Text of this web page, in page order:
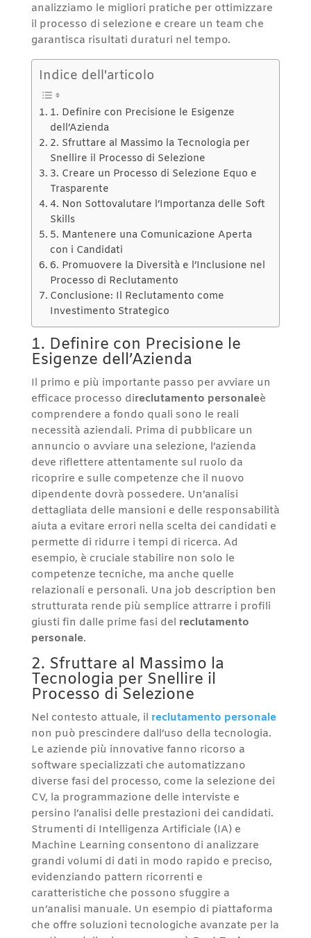
analizziamo le migliori pratiche per ottimizzare
il processo di selezione e creare un team che
garantisca risultati duraturi nel tempo.
Indice dell'articolo
1. Definire con Precisione le Esigenze
dell’Azienda
2. Sfruttare al Massimo la Tecnologia per
Snellire il Processo di Selezione
3. Creare un Processo di Selezione Equo e
Trasparente
4. Non Sottovalutare l’Importanza delle Soft
Skills
5. Mantenere una Comunicazione Aperta
con i Candidati
6. Promuovere la Diversità e l’Inclusione nel
Processo di Reclutamento
Conclusione: Il Reclutamento come
Investimento Strategico
1. Definire con Precisione le
Esigenze dell’Azienda
Il primo e più importante passo per avviare un
efficace processo direclutamento personaleè
comprendere a fondo quali sono le reali
necessità aziendali. Prima di pubblicare un
annuncio o avviare una selezione, l’azienda
deve riflettere attentamente sul ruolo da
ricoprire e sulle competenze che il nuovo
dipendente dovrà possedere. Un’analisi
dettagliata delle mansioni e delle responsabilità
aiuta a evitare errori nella scelta dei candidati e
permette di ridurre i tempi di ricerca. Ad
esempio, è cruciale stabilire non solo le
competenze tecniche, ma anche quelle
relazionali e personali. Una job description ben
strutturata rende più semplice attrarre i profili
giusti fin dalle prime fasi del reclutamento
personale.
2. Sfruttare al Massimo la
Tecnologia per Snellire il
Processo di Selezione
Nel contesto attuale, il reclutamento personale
non può prescindere dall’uso della tecnologia.
Le aziende più innovative fanno ricorso a
software specializzati che automatizzano
diverse fasi del processo, come la selezione dei
CV, la programmazione delle interviste e
persino l’analisi delle prestazioni dei candidati.
Strumenti di Intelligenza Artificiale (IA) e
Machine Learning consentono di analizzare
grandi volumi di dati in modo rapido e preciso,
evidenziando pattern ricorrenti e
caratteristiche che possono sfuggire a
un’analisi manuale. Un esempio di piattaforma
che offre soluzioni tecnologiche avanzate per la